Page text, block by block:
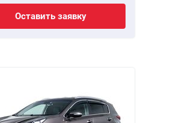
Оставить заявку